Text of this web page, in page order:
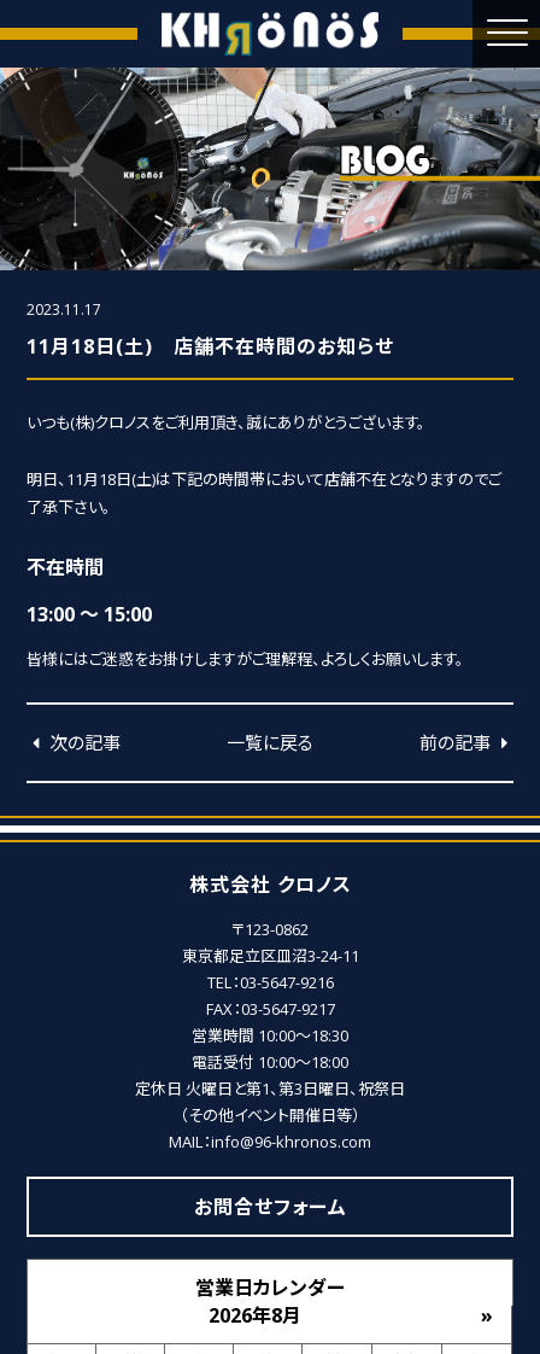
2023.11.17
11月18日(土) 店舗不在時間のお知らせ
いつも(株)クロノスをご利用頂き、誠にありがとうございます。
明日、11月18日(土)は下記の時間帯において店舗不在となりますのでご
了承下さい。
不在時間
13:00 ～ 15:00
皆様にはご迷惑をお掛けしますがご理解程、よろしくお願いします。
次の記事 一覧に戻る 前の記事
株式会社 クロノス
〒123-0862
東京都足立区皿沼3-24-11
TEL：03-5647-9216
FAX：03-5647-9217
営業時間 10:00～18:30
電話受付 10:00～18:00
定休日 火曜日と第1、第3日曜日、祝祭日
（その他イベント開催日等）
MAIL：info@96-khronos.com
お問合せフォーム
営業日カレンダー
2026年8月
»